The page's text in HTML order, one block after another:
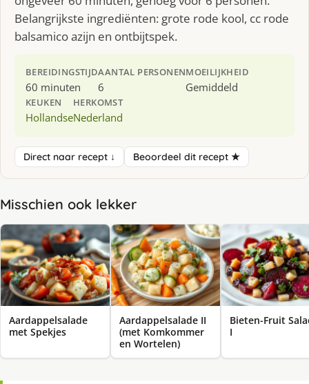
Belangrijkste ingrediënten: grote rode kool, cc rode
balsamico azijn en ontbijtspek.
BEREIDINGSTIJD
60 minuten
AANTAL PERSONEN
6
MOEILIJKHEID
Gemiddeld
KEUKEN
Hollandse
HERKOMST
Nederland
Direct naar recept ↓ Beoordeel dit recept ★
Misschien ook lekker
Aardappelsalade
met Spekjes
Aardappelsalade II
(met Komkommer
en Wortelen)
Bieten-Fruit
I